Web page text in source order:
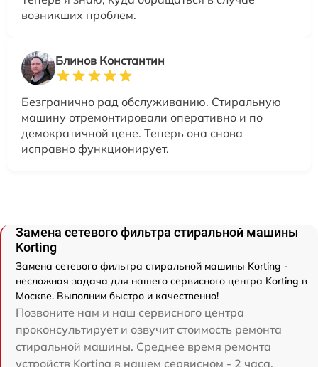
возникших проблем.
Блинов Константин
Безгранично рад обслуживанию. Стиральную
машину отремонтировали оперативно и по
демократичной цене. Теперь она снова
исправно функционирует.
Замена сетевого фильтра стиральной машины
Korting
Замена сетевого фильтра стиральной машины Korting -
несложная задача для нашего сервисного центра Korting в
Москве. Выполним быстро и качественно!
Позвоните нам и наш сервисного центра
проконсультирует и озвучит стоимость ремонта
стиральной машины. Среднее время ремонта
устройств Korting в нашем сервисном - 2 часа.